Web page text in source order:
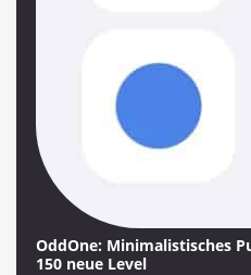
OddOne: Minimalistisches
150 neue Level